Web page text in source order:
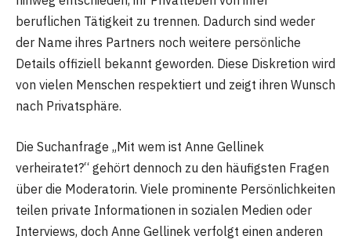
beruflichen Tätigkeit zu trennen. Dadurch sind weder
der Name ihres Partners noch weitere persönliche
Details offiziell bekannt geworden. Diese Diskretion wird
von vielen Menschen respektiert und zeigt ihren Wunsch
nach Privatsphäre.
Die Suchanfrage „Mit wem ist Anne Gellinek
verheiratet?“ gehört dennoch zu den häufigsten Fragen
über die Moderatorin. Viele prominente Persönlichkeiten
teilen private Informationen in sozialen Medien oder
Interviews, doch Anne Gellinek verfolgt einen anderen